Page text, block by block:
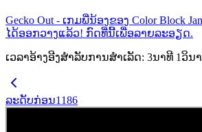
Gecko Out - ເກມພີ່ນ້ອງຂອງ Color Block
ໄດ້ອອກວາງແລ້ວ! ກົດທີ່ນີ້ເພື່ອລາຍລະອຽດ.
ເວລາອ້າງອີງສຳລັບການສຳເລັດ: 3ນາທີ 1ວິນ
ລະດັບກ່ອນ1186